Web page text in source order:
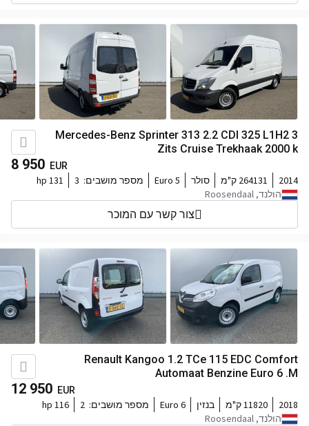
Mercedes-Benz Sprinter 313 2.2 CDI 325 L1H2 3
Zits Cruise Trekhaak 2000 k
8 950 EUR
2014 264131 ק"מ סולר Euro 5 מספר מושבים:
131 hp
הולנד, Roosendaal
צור קשר עם המוכר
Renault Kangoo 1.2 TCe 115 EDC Comfort
Automaat Benzine Euro 6 .M
12 950 EUR
2018 11820 ק"מ בנזין Euro 6 מספר מושבים:
116 hp
הולנד, Roosendaal